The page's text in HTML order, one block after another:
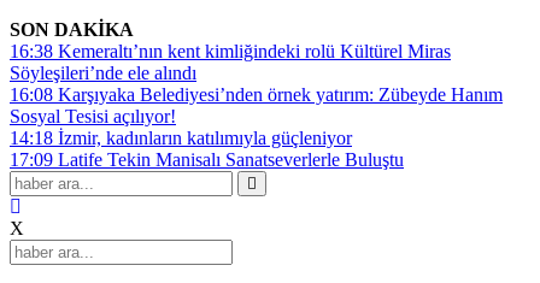
SON DAKİKA
16:38 Kemeraltı’nın kent kimliğindeki rolü Kültürel Miras
Söyleşileri’nde ele alındı
16:08 Karşıyaka Belediyesi’nden örnek yatırım: Zübeyde Hanım
Sosyal Tesisi açılıyor!
14:18 İzmir, kadınların katılımıyla güçleniyor
17:09 Latife Tekin Manisalı Sanatseverlerle Buluştu
X